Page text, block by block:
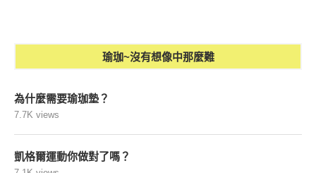
瑜珈~沒有想像中那麼難
為什麼需要瑜珈墊？
7.7K views
凱格爾運動你做對了嗎？